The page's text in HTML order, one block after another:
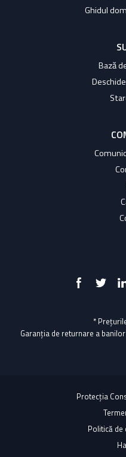
Ghidul
Bază
*
Garanția de returnare a
Protecția
Politică